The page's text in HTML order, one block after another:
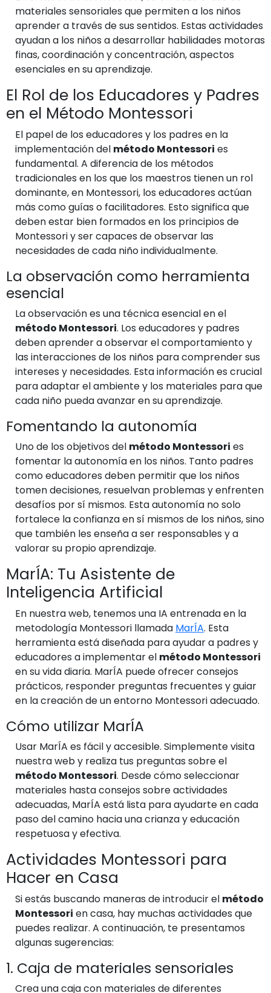
materiales sensoriales que permiten a los niños
aprender a través de sus sentidos. Estas actividades
ayudan a los niños a desarrollar habilidades motoras
finas, coordinación y concentración, aspectos
esenciales en su aprendizaje.
El Rol de los Educadores y Padres
en el Método Montessori
El papel de los educadores y los padres en la
implementación del método Montessori es
fundamental. A diferencia de los métodos
tradicionales en los que los maestros tienen un rol
dominante, en Montessori, los educadores actúan
más como guías o facilitadores. Esto significa que
deben estar bien formados en los principios de
Montessori y ser capaces de observar las
necesidades de cada niño individualmente.
La observación como herramienta
esencial
La observación es una técnica esencial en el
método Montessori. Los educadores y padres
deben aprender a observar el comportamiento y
las interacciones de los niños para comprender sus
intereses y necesidades. Esta información es crucial
para adaptar el ambiente y los materiales para que
cada niño pueda avanzar en su aprendizaje.
Fomentando la autonomía
Uno de los objetivos del método Montessori es
fomentar la autonomía en los niños. Tanto padres
como educadores deben permitir que los niños
tomen decisiones, resuelvan problemas y enfrenten
desafíos por sí mismos. Esta autonomía no solo
fortalece la confianza en sí mismos de los niños, sino
que también les enseña a ser responsables y a
valorar su propio aprendizaje.
MarÍA: Tu Asistente de
Inteligencia Artificial
En nuestra web, tenemos una IA entrenada en la
metodología Montessori llamada MarÍA. Esta
herramienta está diseñada para ayudar a padres y
educadores a implementar el método Montessori
en su vida diaria. MarÍA puede ofrecer consejos
prácticos, responder preguntas frecuentes y guiar
en la creación de un entorno Montessori adecuado.
Cómo utilizar MarÍA
Usar MarÍA es fácil y accesible. Simplemente visita
nuestra web y realiza tus preguntas sobre el
método Montessori. Desde cómo seleccionar
materiales hasta consejos sobre actividades
adecuadas, MarÍA está lista para ayudarte en cada
paso del camino hacia una crianza y educación
respetuosa y efectiva.
Actividades Montessori para
Hacer en Casa
Si estás buscando maneras de introducir el método
Montessori en casa, hay muchas actividades que
puedes realizar. A continuación, te presentamos
algunas sugerencias:
1. Caja de materiales sensoriales
Crea una caja con materiales de diferentes